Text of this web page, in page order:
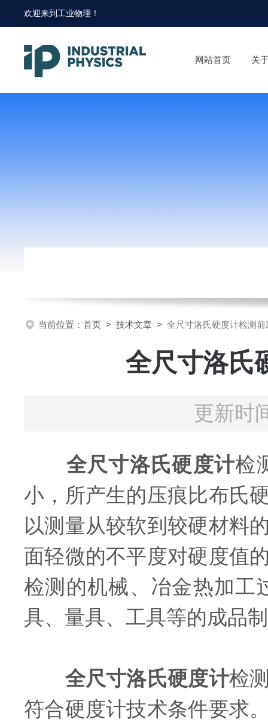
欢迎来到 工业物理 ！
网站首页 关
当前位置： 首页 > 技术文章 > 全尺寸洛氏硬度计检测
全尺寸洛氏
更新时
全尺寸洛氏硬度计检
小，所产生的压痕比布氏
以测量从较软到较硬材料
面轻微的不平度对硬度值
检测的机械、冶金热加工
具、量具、工具等的成品
全尺寸洛氏硬度计检
符合硬度计技术条件要求